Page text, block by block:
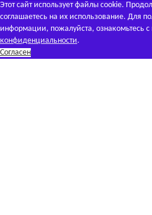
Этот сайт использует файлы cookie.
соглашаетесь на их использование. Для
информации, пожалуйста, ознакомьтесь
конфиденциальности.
Согласен